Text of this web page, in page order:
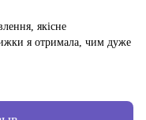
якісне
я отримала, чим дуже